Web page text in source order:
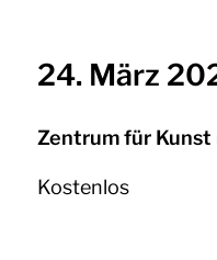
24. März
Zentrum für Kunst
Kostenlos